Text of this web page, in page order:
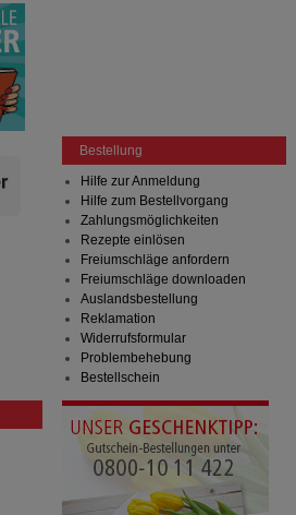
Bestellung
Hilfe zur Anmeldung
Hilfe zum Bestellvorgang
Zahlungsmöglichkeiten
Rezepte einlösen
Freiumschläge anfordern
Freiumschläge downloaden
Auslandsbestellung
Reklamation
Widerrufsformular
Problembehebung
Bestellschein